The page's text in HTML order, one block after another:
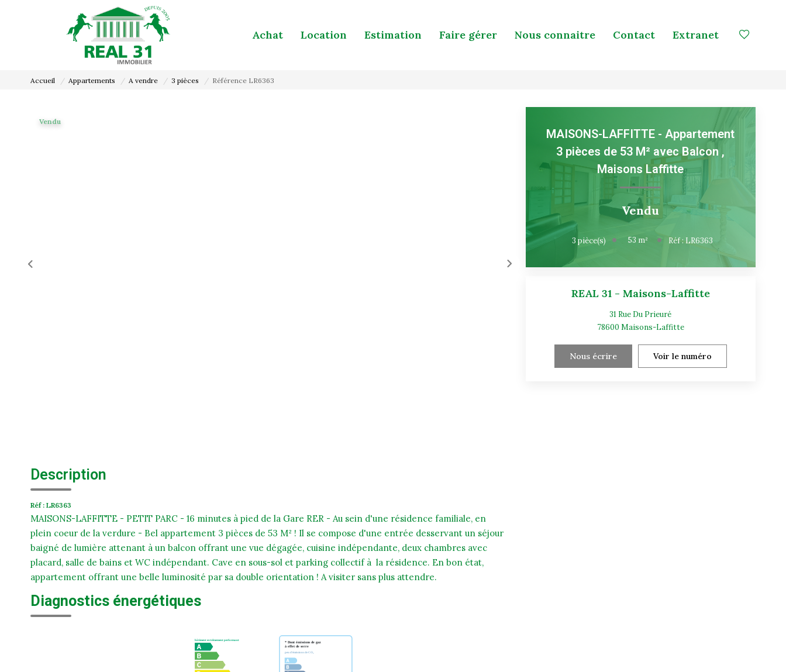
Achat Location Estimation Faire gérer Nous connaitre Contact Extranet
Accueil Appartements A vendre 3 pièces Référence LR6363
Vendu
Description
Réf : LR6363
MAISONS-LAFFITTE - PETIT PARC - 16 minutes à pied de la Gare RER - Au sein d'une résidence familiale, en
plein coeur de la verdure - Bel appartement 3 pièces de 53 M² ! Il se compose d'une entrée desservant un séjour
baigné de lumière attenant à un balcon offrant une vue dégagée, cuisine indépendante, deux chambres avec
placard, salle de bains et WC indépendant. Cave en sous-sol et parking collectif à la résidence. En bon état,
appartement offrant une belle luminosité par sa double orientation ! A visiter sans plus attendre.
Diagnostics énergétiques
MAISONS-LAFFITTE - Appartement
3 pièces de 53 M² avec Balcon ,
Maisons Laffitte
Vendu
3 pièce(s) 53 m² Réf : LR6363
REAL 31 - Maisons-Laffitte
31 Rue Du Prieuré
78600 Maisons-Laffitte
Nous écrire Voir le numéro